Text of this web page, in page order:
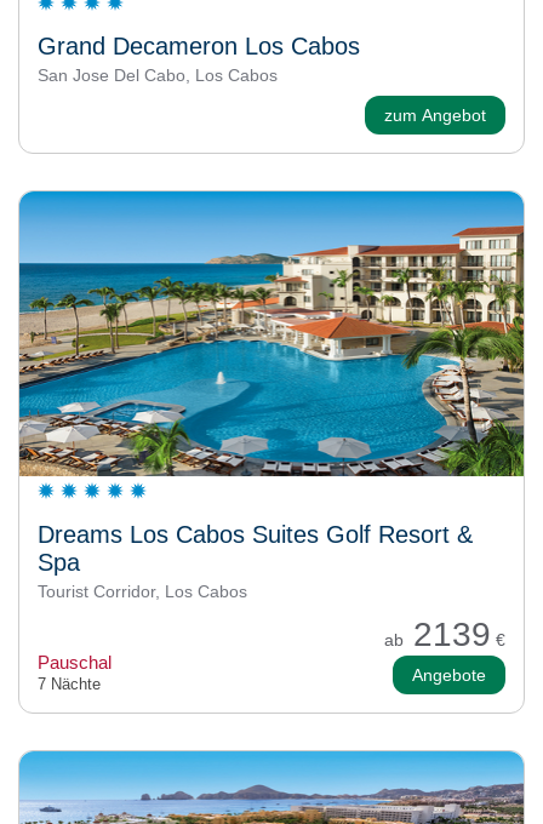
Grand Decameron Los Cabos
San Jose Del Cabo, Los Cabos
zum Angebot
Dreams Los Cabos Suites Golf Resort &
Spa
Tourist Corridor, Los Cabos
ab 2139 €
Pauschal
7 Nächte Angebote